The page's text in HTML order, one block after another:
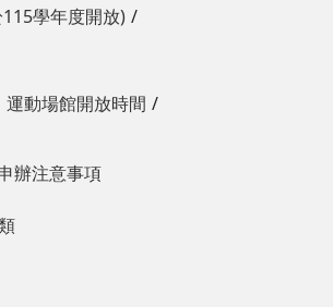
學年度開放)
運動場館開放時間
辦注意事項